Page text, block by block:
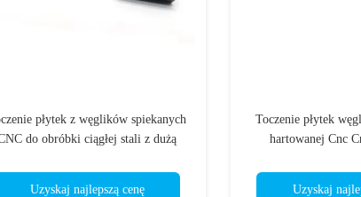
płytek z węglików spiekanych
do obróbki ciągłej stali z dużą
Uzyskaj najlepszą cenę
Toczenie płytek
hartowanej Cnc
Uzyskaj